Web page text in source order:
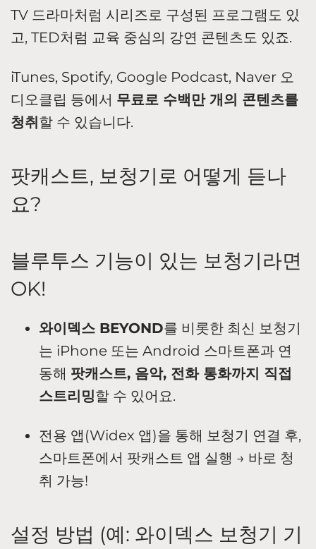
TV 드라마처럼 시리즈로 구성된 프로그램도 있
고, TED처럼 교육 중심의 강연 콘텐츠도 있죠.
iTunes, Spotify, Google Podcast, Naver 오
디오클립 등에서 무료로 수백만 개의 콘텐츠를
청취할 수 있습니다.
팟캐스트, 보청기로 어떻게 듣나
요?
블루투스 기능이 있는 보청기라면
OK!
와이덱스 BEYOND를 비롯한 최신 보청기
는 iPhone 또는 Android 스마트폰과 연
동해 팟캐스트, 음악, 전화 통화까지 직접
스트리밍할 수 있어요.
전용 앱(Widex 앱)을 통해 보청기 연결 후,
스마트폰에서 팟캐스트 앱 실행 → 바로 청
취 가능!
설정 방법 (예: 와이덱스 보청기 기